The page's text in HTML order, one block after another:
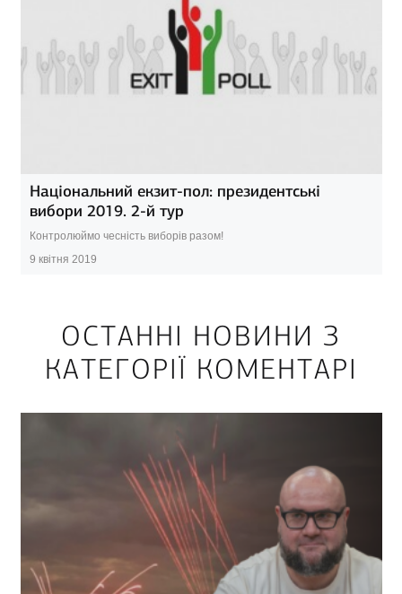
Національний екзит-пол: президентські
вибори 2019. 2-й тур
Контролюймо чесність виборів разом!
9 квітня 2019
ОСТАННІ НОВИНИ З
КАТЕГОРІЇ КОМЕНТАРІ